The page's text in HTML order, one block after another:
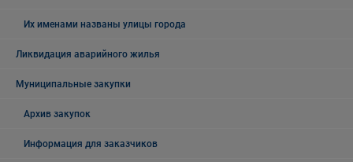
Их именами названы улицы города
Ликвидация аварийного жилья
Муниципальные закупки
Архив закупок
Информация для заказчиков